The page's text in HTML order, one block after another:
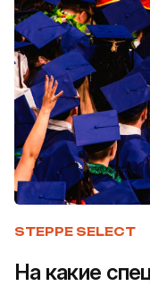
STEPPE SELECT
На какие